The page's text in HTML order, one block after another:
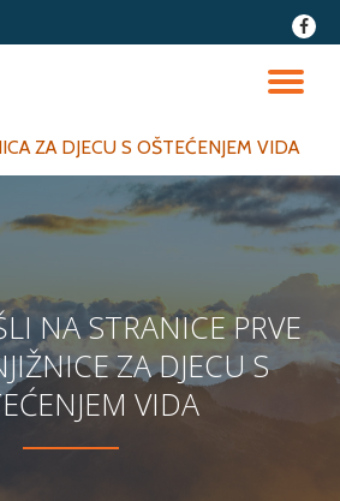
fa-
ZA DJECU S OŠTEĆENJEM VIDA
NA STRANICE PRVE
ZA DJECU S
VIDA